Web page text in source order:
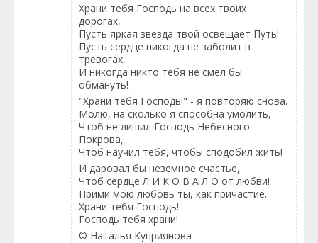
Храни тебя Господь на всех твоих
дорогах,
Пусть яркая звезда твой освещает Путь!
Пусть сердце никогда не заболит в
тревогах,
И никогда никто тебя не смел бы
обмануть!
"Храни тебя Господь!" - я повторяю снова.
Молю, на сколько я способна умолить,
Чтоб не лишил Господь Небесного
Покрова,
Чтоб научил тебя, чтобы сподобил жить!
И даровал бы неземное счастье,
Чтоб сердце Л И К О В А Л О от любви!
Прими мою любовь ты, как причастие.
Храни тебя Господь!
Господь тебя храни!
© Наталья Куприянова